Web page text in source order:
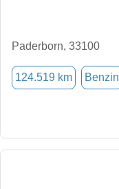
Paderborn, 33100
124.519 km Benzin